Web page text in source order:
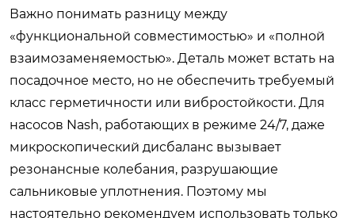
Важно понимать разницу между
«функциональной совместимостью» и «полной
взаимозаменяемостью». Деталь может встать на
посадочное место, но не обеспечить требуемый
класс герметичности или вибростойкости. Для
насосов Nash, работающих в режиме 24/7, даже
микроскопический дисбаланс вызывает
резонансные колебания, разрушающие
сальниковые уплотнения. Поэтому мы
настоятельно рекомендуем использовать только